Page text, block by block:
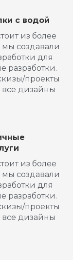
с водой
из более
создавали
для
разработки.
проекты
дизайны
из более
создавали
для
разработки.
проекты
дизайны